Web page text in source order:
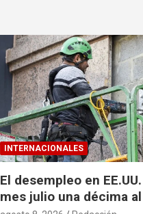
INTERNACIONALES
El desempleo en
mes julio una décima al